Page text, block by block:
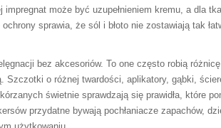
impregnat może być uzupełnieniem kremu, a dla
sprawia, że sól i błoto nie zostawiają tak
bez akcesoriów. To one często robią
Szczotki o różnej twardości, aplikatory, gąbki,
świetnie sprawdzają się prawidła, które
przydatne bywają pochłaniacze zapachów,